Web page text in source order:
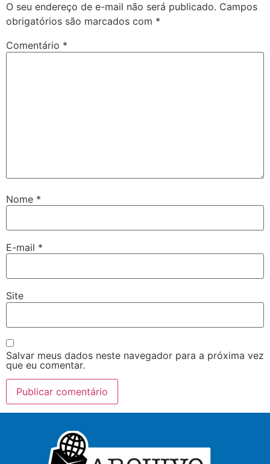
O seu endereço de e-mail não será publicado. Campos
obrigatórios são marcados com *
Comentário *
Nome *
E-mail *
Site
Salvar meus dados neste navegador para a próxima vez
que eu comentar.